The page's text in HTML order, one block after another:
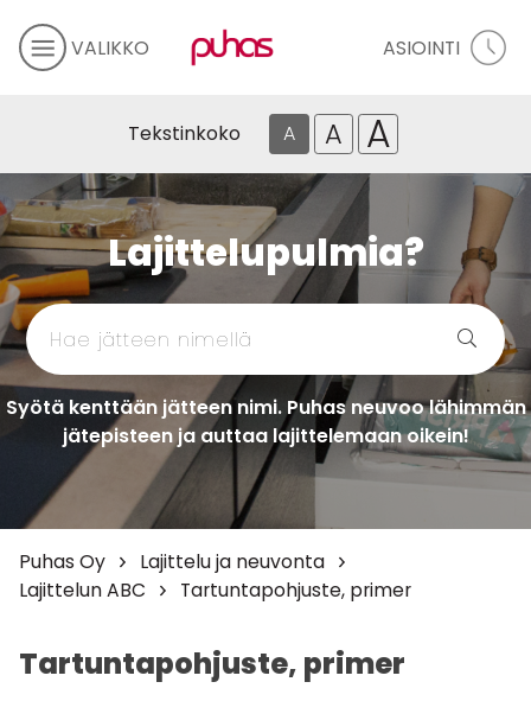
VALIKKO ASIOINTI
Tekstinkoko A A A
Lajittelupulmia?
Syötä kenttään jätteen nimi. Puhas neuvoo lähimmän
jätepisteen ja auttaa lajittelemaan oikein!
Puhas Oy
Lajittelu ja neuvonta
Lajittelun ABC
Tartuntapohjuste, primer
Tartuntapohjuste, primer